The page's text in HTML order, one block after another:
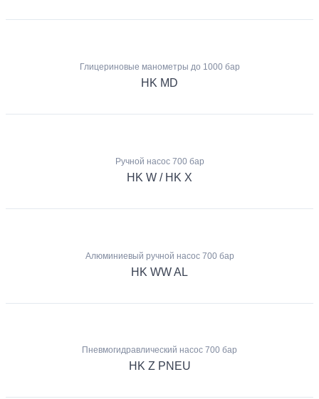
Глицериновые манометры до 1000 бар
HK MD
Ручной насос 700 бар
HK W / HK X
Алюминиевый ручной насос 700 бар
HK WW AL
Пневмогидравлический насос 700 бар
HK Z PNEU